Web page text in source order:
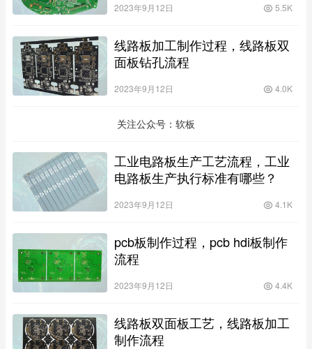
2023年9月12日 5.5K
线路板加工制作过程，线路板双
面板钻孔流程
2023年9月12日 4.0K
关注公众号：软板
工业电路板生产工艺流程，工业
电路板生产执行标准有哪些？
2023年9月12日 4.1K
pcb板制作过程，pcb hdi板制作
流程
2023年9月12日 4.4K
线路板双面板工艺，线路板加工
制作流程